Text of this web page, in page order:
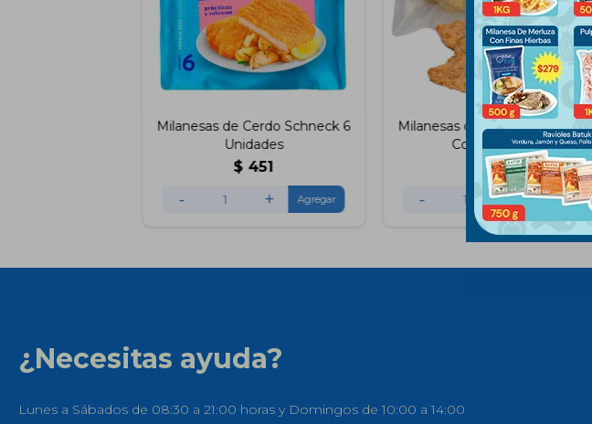
Milanesas de Cerdo Schneck 6
Unidades
$ 451
- +
Milanesas de Carne Sin Gluten
Convita 320g
457
- +
¿Necesitas ayuda?
Lunes a Sábados de 08:30 a 21:00 horas y Domingos de 10:00 a 14:00